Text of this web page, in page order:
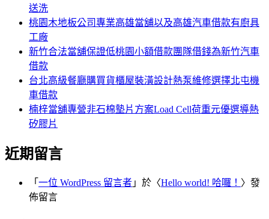
送洗
桃園木地板公司專業高雄當舖以及高雄汽車借款有廚具
工廠
新竹合法當舖保證低桃園小額借款團隊借錢為新竹汽車
借款
台北高級餐廳購買貨櫃屋裝潢設計熱泵維修選擇北屯機
車借款
楠梓當舖專營非石棉墊片方案Load Cell荷重元優選導熱
矽膠片
近期留言
「 一位 WordPress 留言者 」於〈Hello world! 哈囉！ 〉發
佈留言